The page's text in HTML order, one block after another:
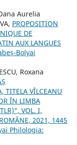
Aurelia
PROPOSITION
DE
AUX LANGUES
Bolyai
Roxana
TITELA VÎLCEANU
ÎN LIMBA
VOL. I,
2021, 1445
Philologia: